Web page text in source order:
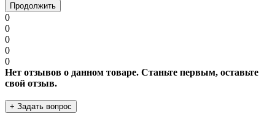
Продолжить
0
0
0
0
0
Нет отзывов о данном товаре. Станьте первым, оставьте
свой отзыв.
+ Задать вопрос